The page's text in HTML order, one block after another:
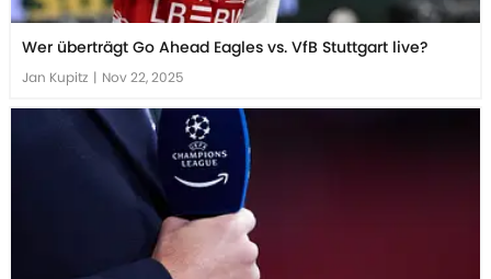
Wer überträgt Go Ahead Eagles vs. VfB Stuttgart live?
Jan Kupitz | Nov 22, 2025